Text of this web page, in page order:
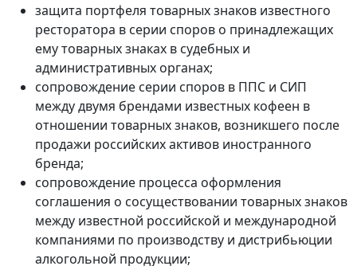
защита портфеля товарных знаков известного
ресторатора в серии споров о принадлежащих
ему товарных знаках в судебных и
административных органах;
сопровождение серии споров в ППС и СИП
между двумя брендами известных кофеен в
отношении товарных знаков, возникшего после
продажи российских активов иностранного
бренда;
сопровождение процесса оформления
соглашения о сосуществовании товарных знаков
между известной российской и международной
компаниями по производству и дистрибьюции
алкогольной продукции;